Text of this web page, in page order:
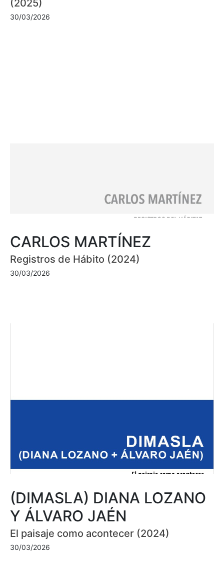
(2025)
30/03/2026
CARLOS MARTÍNEZ
Registros de Hábito (2024)
30/03/2026
(DIMASLA) DIANA LOZANO
Y ÁLVARO JAÉN
El paisaje como acontecer (2024)
30/03/2026